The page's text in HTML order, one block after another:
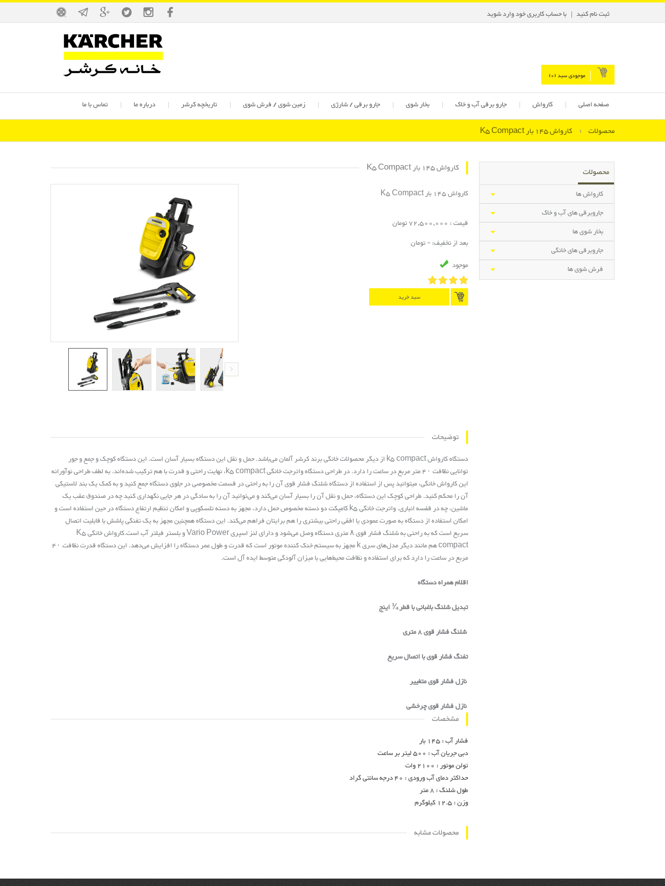
ثبت نام کنید با حساب کاربری خود وارد شوید
موجودی سبد (0
)
صفحه اصلی کارواش جارو برقی آب و خاک بخار شوی جارو برقی / شارژی زمین شوی / فرش شوی تاریخچه کرشر درباره ما تماس با ما
محصولات › کارواش 145 بار K5 Compact
محصولات
کارواش ها
جاروبرقی های آب و خاک
بخار شوی ها
جاروبرقی های خانگی
فرش شوی ها
کارواش 145 بار K5 Compact
کارواش 145 بار K5 Compact
قیمت : 72,500,000 تومان
بعد از تخفیف: - تومان
موجود
سبد خرید
توضیحات
دستگاه کارواش k5 compact از دیگر محصولات خانگی برند کرشر آلمان می‌باشد. حمل و نقل این دستگاه بسیار آسان است. این دستگاه کوچک و جمع و جور
توانایی نظافت ۴۰ متر مربع در ساعت را دارد. در طراحی دستگاه واترجت خانگی k5 compact، نهایت راحتی و قدرت با هم ترکیب شده‌اند. به لطف طراحی نوآورانه
این کارواش خانگی، میتوانید پس از استفاده از دستگاه شلنگ فشار قوی آن را به راحتی در قسمت مخصوصی در جلوی دستگاه جمع کنید و به کمک یک بند لاستیکی
آن را محکم کنید. طراحی کوچک این دستگاه، حمل و نقل آن را بسیار آسان می‌کند و می‌توانید آن را به سادگی در هر جایی نگهداری کنید چه در صندوق عقب یک
ماشین، چه در قفسه انباری. واترجت خانگی k5 کامپکت دو دسته مخصوص حمل دارد، مجهز به دسته تلسکوپی و امکان تنظیم ارتفاع دستگاه در حین استفاده است و
امکان استفاده از دستگاه به صورت عمودی یا افقی راحتی بیشتری را هم برایتان فراهم می‌کند. این دستگاه همچنین مجهز به یک تفنگی پاشش با قابلیت اتصال
سریع است که به راحتی به شلنگ فشار قوی ۸ متری دستگاه وصل می‌شود و دارای لنز اسپری Vario Power و بلستر فیلتر آب است.کارواش خانگی K5
compact هم مانند دیگر مدل‌های سری k مجهز به سیستم خنک کننده موتور است که قدرت و طول عمر دستگاه را افزایش می‌دهد. این دستگاه قدرت نظافت ۴۰
مربع در ساعت را دارد که برای استفاده و نظافت محیط‌هایی با میزان آلودگی متوسط ایده آل است.
اقلام همراه دستگاه
تبدیل شلنگ باغبانی با قطر ¾ اینج
شلنگ فشار قوی 8 متری
تفنگ فشار قوی با اتصال سریع
نازل فشار قوی متغییر
نازل فشار قوی چرخشی
مشخصات
فشار آب : 145 بار
دبی جریان آب : 500 لیتر بر ساعت
تولن موتور : 2100 وات
حداکثر دمای آب ورودی : 40 درجه سانتی گراد
طول شلنگ : 8 متر
وزن : 12.5 کیلوگرم
محصولات مشابه